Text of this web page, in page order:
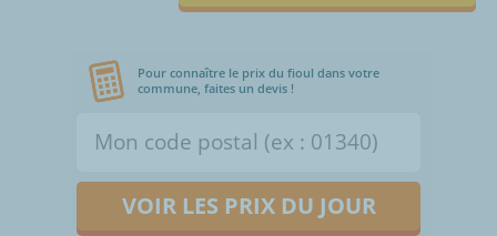
Pour connaître le prix du fioul dans votre
commune, faites un devis !
VOIR LES PRIX DU JOUR